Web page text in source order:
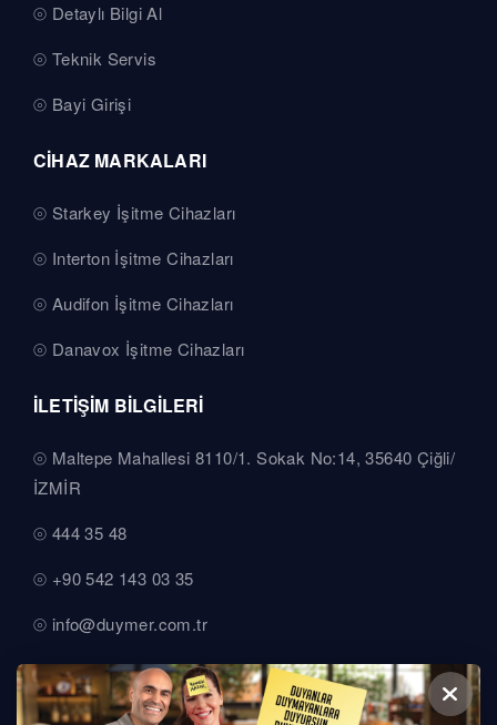
Detaylı Bilgi Al
Teknik Servis
Bayi Girişi
CİHAZ MARKALARI
Starkey İşitme Cihazları
Interton İşitme Cihazları
Audifon İşitme Cihazları
Danavox İşitme Cihazları
İLETİŞİM BİLGİLERİ
Maltepe Mahallesi 8110/1. Sokak No:14, 35640 Çiğli/
İZMİR
444 35 48
+90 542 143 03 35
info@duymer.com.tr